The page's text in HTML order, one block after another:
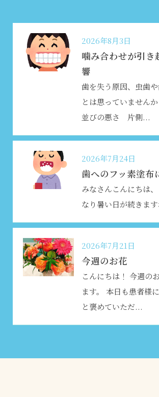
2026年8月3日
噛み合わせが引き
響
歯を失う原因、虫歯
とは思っていません
並びの悪さ 片側...
2026年7月24日
歯へのフッ素塗布
みなさんこんにちは
なり暑い日が続きま
2026年7月21日
今週のお花
こんにちは！ 今週の
ます。 本日も患者様
と褒めていただ...